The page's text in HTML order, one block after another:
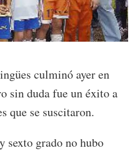
culminó ayer en
sin duda fue un éxito a
que se suscitaron.
sexto grado no hubo